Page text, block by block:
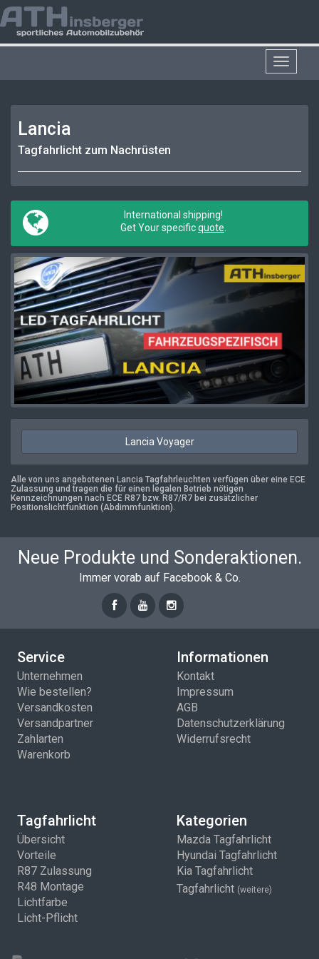
Toggle
Lancia
Tagfahrlicht zum Nachrüsten
International shipping!
Get Your specificquote
Lancia Voyager
Alle von uns angebotenen Lancia Tagfahrleuchten verfügen über eine ECE
Zulassung und tragen die für einen legalen Betrieb nötigen
Kennzeichnungen nach ECE R87 bzw. R87/R7 bei zusätzlicher
Positionslichtfunktion (Abdimmfunktion).
Neue Produkte und Sonderaktionen.
Immer vorab auf Facebook & Co.
Service
Unternehmen
Wie bestellen?
Versandkosten
Versandpartner
Zahlarten
Warenkorb
Informationen
Kontakt
Impressum
AGB
Datenschutzerklärung
Widerrufsrecht
Tagfahrlicht
Übersicht
Vorteile
R87 Zulassung
R48 Montage
Lichtfarbe
Licht-Pflicht
Kategorien
Mazda Tagfahrlicht
Hyundai Tagfahrlicht
Kia Tagfahrlicht
Tagfahrlicht (weitere)